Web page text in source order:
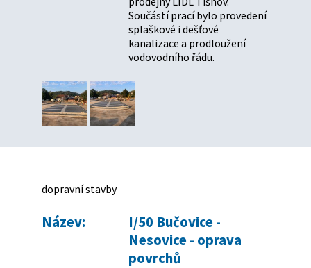
Součástí prací bylo provedení
splaškové i dešťové
kanalizace a prodloužení
vodovodního řádu.
dopravní stavby
Název:
I/50 Bučovice -
Nesovice - oprava
povrchů